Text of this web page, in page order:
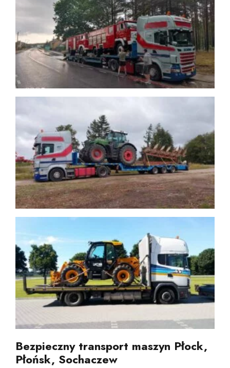
Bezpieczny transport maszyn Płock,
Płońsk, Sochaczew